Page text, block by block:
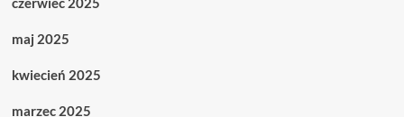
maj 2025
kwiecień 2025
marzec 2025